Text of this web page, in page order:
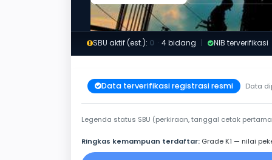
SBU aktif (est.): 0 · 4 bidang | NIB terverifikasi
Data terverifikasi registrasi resmi Data
Legenda status SBU (perkiraan, tanggal cetak
Ringkas kemampuan terdaftar: Grade K1 — nilai